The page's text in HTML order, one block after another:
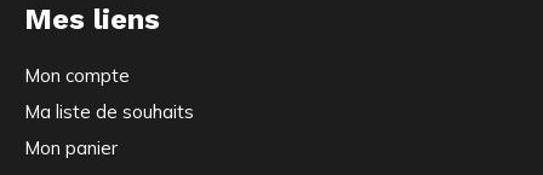
Mes liens
Mon compte
Ma liste de souhaits
Mon panier